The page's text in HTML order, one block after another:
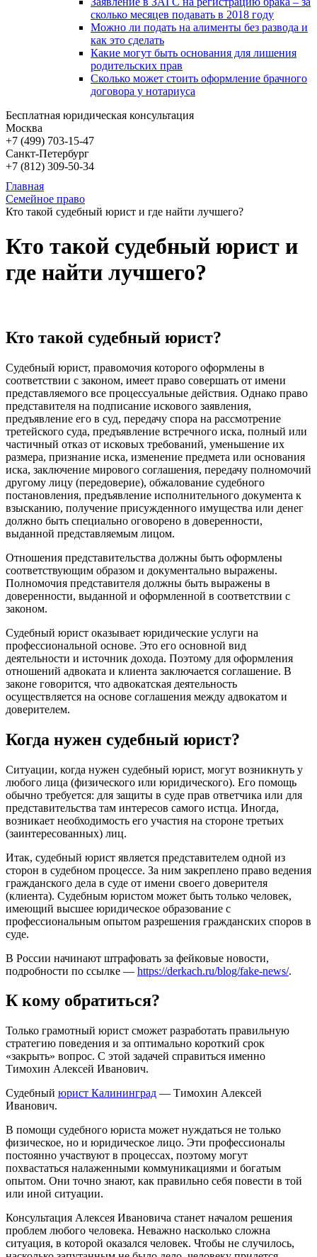
сколько месяцев подавать в 2018 году
Можно ли подать на алименты без развода и
как это сделать
Какие могут быть основания для лишения
родительских прав
Сколько может стоить оформление брачного
договора у нотариуса
Бесплатная юридическая консультация
Москва
+7 (499) 703-15-47
Санкт-Петербург
+7 (812) 309-50-34
Главная
Семейное право
Кто такой судебный юрист и где найти лучшего?
Кто такой судебный юрист и
где найти лучшего?
Кто такой судебный юрист?
Судебный юрист, правомочия которого оформлены в
соответствии с законом, имеет право совершать от имени
представляемого все процессуальные действия. Однако право
представителя на подписание искового заявления,
предъявление его в суд, передачу спора на рассмотрение
третейского суда, предъявление встречного иска, полный или
частичный отказ от исковых требований, уменьшение их
размера, признание иска, изменение предмета или основания
иска, заключение мирового соглашения, передачу полномочий
другому лицу (передоверие), обжалование судебного
постановления, предъявление исполнительного документа к
взысканию, получение присужденного имущества или денег
должно быть специально оговорено в доверенности,
выданной представляемым лицом.
Отношения представительства должны быть оформлены
соответствующим образом и документально выражены.
Полномочия представителя должны быть выражены в
доверенности, выданной и оформленной в соответствии с
законом.
Судебный юрист оказывает юридические услуги на
профессиональной основе. Это его основной вид
деятельности и источник дохода. Поэтому для оформления
отношений адвоката и клиента заключается соглашение. В
законе говорится, что адвокатская деятельность
осуществляется на основе соглашения между адвокатом и
доверителем.
Когда нужен судебный юрист?
Ситуации, когда нужен судебный юрист, могут возникнуть у
любого лица (физического или юридического). Его помощь
обычно требуется: для защиты в суде прав ответчика или для
представительства там интересов самого истца. Иногда,
возникает необходимость его участия на стороне третьих
(заинтересованных) лиц.
Итак, судебный юрист является представителем одной из
сторон в судебном процессе. За ним закреплено право ведения
гражданского дела в суде от имени своего доверителя
(клиента). Судебным юристом может быть только человек,
имеющий высшее юридическое образование с
профессиональным опытом разрешения гражданских споров в
суде.
В России начинают штрафовать за фейковые новости,
подробности по ссылке — https://derkach.ru/blog/fake-news/.
К кому обратиться?
Только грамотный юрист сможет разработать правильную
стратегию поведения и за оптимально короткий срок
«закрыть» вопрос. С этой задачей справиться именно
Тимохин Алексей Иванович.
Судебный юрист Калининград — Тимохин Алексей
Иванович.
В помощи судебного юриста может нуждаться не только
физическое, но и юридическое лицо. Эти профессионалы
постоянно участвуют в процессах, поэтому могут
похвастаться налаженными коммуникациями и богатым
опытом. Они точно знают, как правильно себя повести в той
или иной ситуации.
Консультация Алексея Ивановича станет началом решения
проблем любого человека. Неважно насколько сложна
ситуация, в которой оказался человек. Чтобы не случилось,